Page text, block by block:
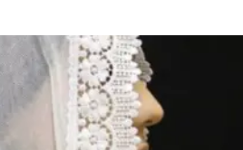
de mulheres de uma
de nossa nação. Espero que
anotações, medite nos textos,